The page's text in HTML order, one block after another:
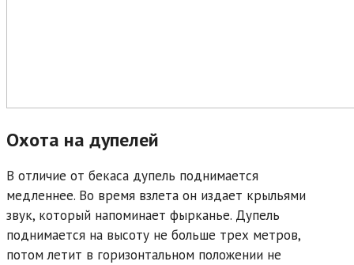
Охота на дупелей
В отличие от бекаса дупель поднимается
медленнее. Во время взлета он издает крыльями
звук, который напоминает фырканье. Дупель
поднимается на высоту не больше трех метров,
потом летит в горизонтальном положении не